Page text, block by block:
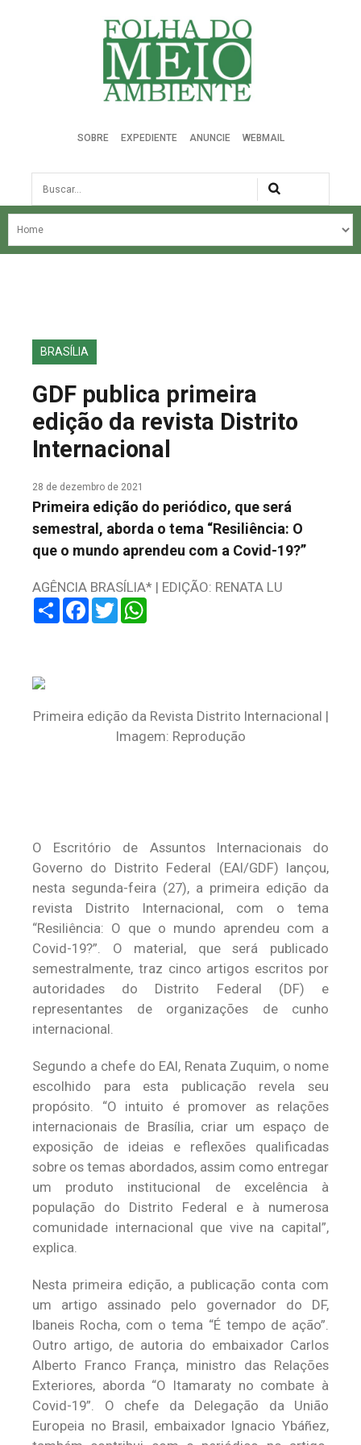
Folha do Meio Ambiente
SOBRE EXPEDIENTE ANUNCIE WEBMAIL
Busca
NOSSA HISTÓRIA
EDIÇÕES ANTERIORES
FALE CONOSCO
BRASÍLIA
GDF publica primeira
edição da revista Distrito
Internacional
28 de dezembro de 2021
Primeira edição do periódico, que será
semestral, aborda o tema “Resiliência: O
que o mundo aprendeu com a Covid-19?”
AGÊNCIA BRASÍLIA* | EDIÇÃO: RENATA LU
ShareFacebook
Twitter
Primeira edição da Revista Distrito Internacional |
Imagem: Reprodução
O Escritório de Assuntos Internacionais do
Governo do Distrito Federal (EAI/GDF) lançou,
nesta segunda-feira (27), a primeira edição da
revista Distrito Internacional, com o tema
“Resiliência: O que o mundo aprendeu com a
Covid-19?”. O material, que será publicado
semestralmente, traz cinco artigos escritos por
autoridades do Distrito Federal (DF) e
representantes de organizações de cunho
internacional.
Segundo a chefe do EAI, Renata Zuquim, o nome
escolhido para esta publicação revela seu
propósito. “O intuito é promover as relações
internacionais de Brasília, criar um espaço de
exposição de ideias e reflexões qualificadas
sobre os temas abordados, assim como entregar
um produto institucional de excelência à
população do Distrito Federal e à numerosa
comunidade internacional que vive na capital”,
explica.
Nesta primeira edição, a publicação conta com
um artigo assinado pelo governador do DF,
Ibaneis Rocha, com o tema “É tempo de ação”.
Outro artigo, de autoria do embaixador Carlos
Alberto Franco França, ministro das Relações
Exteriores, aborda “O Itamaraty no combate à
Covid-19”. O chefe da Delegação da União
Europeia no Brasil, embaixador Ignacio Ybáñez,